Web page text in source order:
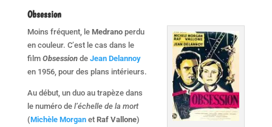
Obsession
Moins fréquent, le Medranoperdu
en couleur. C’est le cas dans le
film Obsessionde Jean Delannoy
en 1956, pour des plans intérieurs.
Au début, un duo au trapèze dans
le numéro de l’échelle de la mort
(Michèle Morganet Raf Vallone)